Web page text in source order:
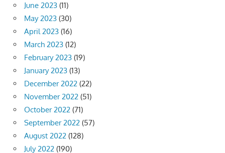
June 2023 (11)
May 2023 (30)
April 2023 (16)
March 2023 (12)
February 2023 (19)
January 2023 (13)
December 2022 (22)
November 2022 (51)
October 2022 (71)
September 2022 (57)
August 2022 (128)
July 2022 (190)